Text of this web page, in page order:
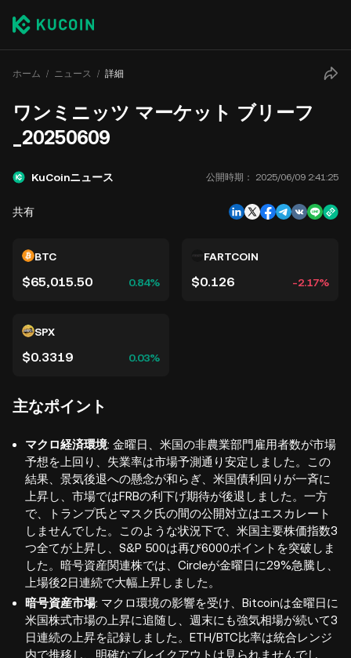
ホーム ニュース 詳細
ワンミニッツ マーケット ブリーフ
_20250609
KuCoinニュース 公開時期： 2025/06/09 2:41:25
共有
BTC
$65,015.50 0.84%
FARTCOIN
$0.126 -2.17%
SPX
$0.3319 0.03%
主なポイント
マクロ経済環境: 金曜日、米国の非農業部門雇用者数が市場
予想を上回り、失業率は市場予測通り安定しました。この
結果、景気後退への懸念が和らぎ、米国債利回りが一斉に
上昇し、市場ではFRBの利下げ期待が後退しました。一方
で、トランプ氏とマスク氏の間の公開対立はエスカレート
しませんでした。このような状況下で、米国主要株価指数3
つ全てが上昇し、S&P 500は再び6000ポイントを突破しま
した。暗号資産関連株では、Circleが金曜日に29%急騰し、
上場後2日連続で大幅上昇しました。
暗号資産市場: マクロ環境の影響を受け、Bitcoinは金曜日に
米国株式市場の上昇に追随し、週末にも強気相場が続いて3
日連続の上昇を記録しました。ETH/BTC比率は統合レンジ
内で推移し、明確なブレイクアウトは見られませんでし